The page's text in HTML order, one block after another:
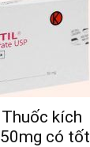
kích
có tốt